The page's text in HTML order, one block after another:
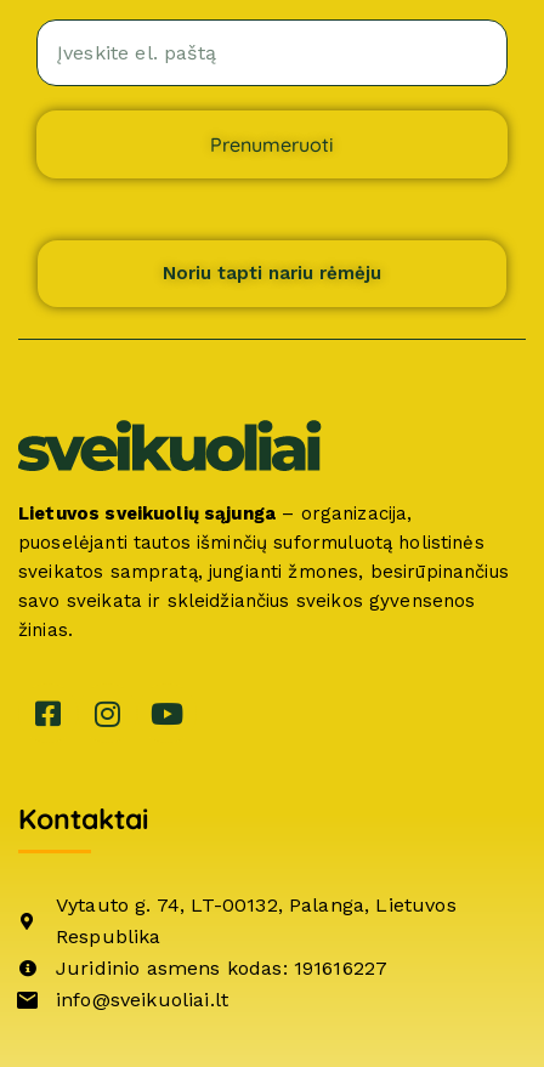
Prenumeruoti
Noriu tapti nariu rėmėju
Lietuvos sveikuolių sąjunga – organizacija,
puoselėjanti tautos išminčių suformuluotą holistinės
sveikatos sampratą, jungianti žmones, besirūpinančius
savo sveikata ir skleidžiančius sveikos gyvensenos
žinias.
Kontaktai
Vytauto g. 74, LT-00132, Palanga, Lietuvos
Respublika
Juridinio asmens kodas: 191616227
info@sveikuoliai.lt